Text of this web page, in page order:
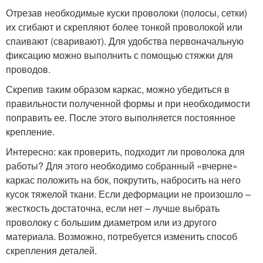
Отрезав необходимые куски проволоки (полосы, сетки)
их сгибают и скрепляют более тонкой проволокой или
спаивают (сваривают). Для удобства первоначальную
фиксацию можно выполнить с помощью стяжки для
проводов.
Скрепив таким образом каркас, можно убедиться в
правильности полученной формы и при необходимости
поправить ее. После этого выполняется постоянное
крепление.
Интересно: как проверить, подходит ли проволока для
работы? Для этого необходимо собранный «вчерне»
каркас положить на бок, покрутить, набросить на него
кусок тяжелой ткани. Если деформации не произошло –
жесткость достаточна, если нет – лучше выбрать
проволоку с большим диаметром или из другого
материала. Возможно, потребуется изменить способ
скрепления деталей.